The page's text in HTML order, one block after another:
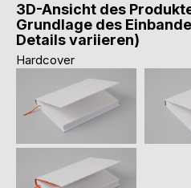
3D-Ansicht des
Grundlage des
Details variieren)
Hardcover